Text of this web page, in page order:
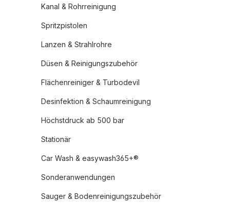
Kanal & Rohrreinigung
Spritzpistolen
Lanzen & Strahlrohre
Düsen & Reinigungszubehör
Flächenreiniger & Turbodevil
Desinfektion & Schaumreinigung
Höchstdruck ab 500 bar
Stationär
Car Wash & easywash365+®
Sonderanwendungen
Sauger & Bodenreinigungszubehör